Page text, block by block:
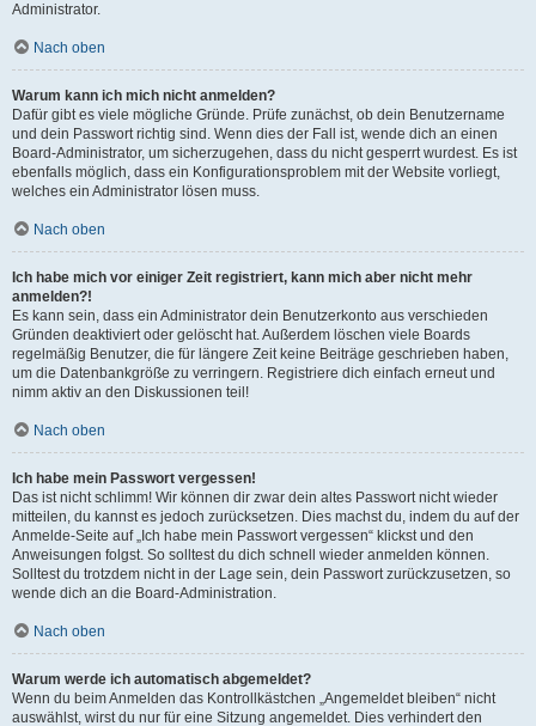
Administrator.
Nach oben
Warum kann ich mich nicht anmelden?
Dafür gibt es viele mögliche Gründe. Prüfe zunächst, ob dein Benutzername
und dein Passwort richtig sind. Wenn dies der Fall ist, wende dich an einen
Board-Administrator, um sicherzugehen, dass du nicht gesperrt wurdest. Es ist
ebenfalls möglich, dass ein Konfigurationsproblem mit der Website vorliegt,
welches ein Administrator lösen muss.
Nach oben
Ich habe mich vor einiger Zeit registriert, kann mich aber nicht mehr
anmelden?!
Es kann sein, dass ein Administrator dein Benutzerkonto aus verschieden
Gründen deaktiviert oder gelöscht hat. Außerdem löschen viele Boards
regelmäßig Benutzer, die für längere Zeit keine Beiträge geschrieben haben,
um die Datenbankgröße zu verringern. Registriere dich einfach erneut und
nimm aktiv an den Diskussionen teil!
Nach oben
Ich habe mein Passwort vergessen!
Das ist nicht schlimm! Wir können dir zwar dein altes Passwort nicht wieder
mitteilen, du kannst es jedoch zurücksetzen. Dies machst du, indem du auf der
Anmelde-Seite auf „Ich habe mein Passwort vergessen“ klickst und den
Anweisungen folgst. So solltest du dich schnell wieder anmelden können.
Solltest du trotzdem nicht in der Lage sein, dein Passwort zurückzusetzen, so
wende dich an die Board-Administration.
Nach oben
Warum werde ich automatisch abgemeldet?
Wenn du beim Anmelden das Kontrollkästchen „Angemeldet bleiben“ nicht
auswählst, wirst du nur für eine Sitzung angemeldet. Dies verhindert den